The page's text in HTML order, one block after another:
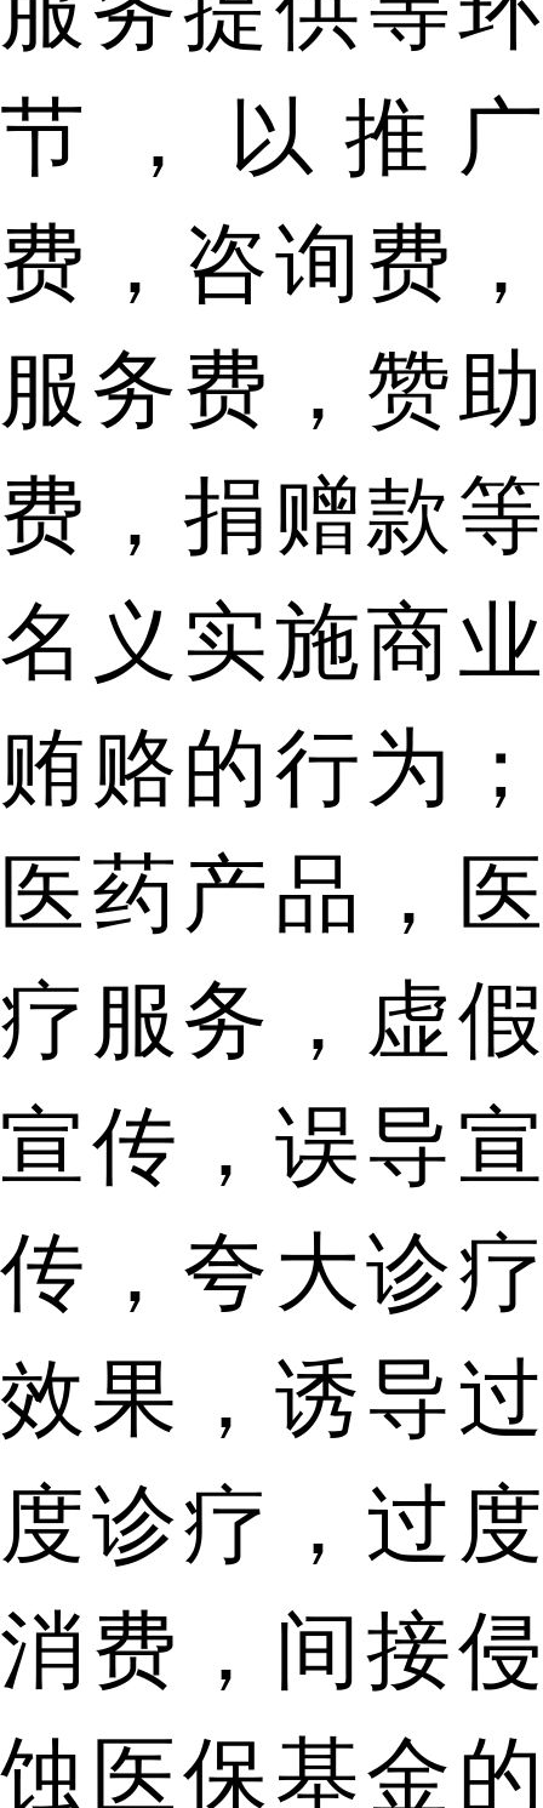
节，以推广
费，咨询费，
服务费，赞助
费，捐赠款等
名义实施商业
贿赂的行为；
医药产品，医
疗服务，虚假
宣传，误导宣
传，夸大诊疗
效果，诱导过
度诊疗，过度
消费，间接侵
蚀医保基金的